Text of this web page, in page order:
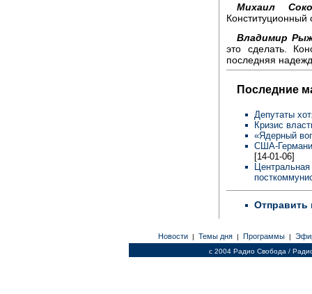
Михаил
Конституционный
Владимир
это сделать.
последняя
Последние
Депутаты
Кризис
«Ядерный
США-
[14-01-06]
Отправить
Новости | Темы дня | Программы |
c 2004 Радио Свобода /